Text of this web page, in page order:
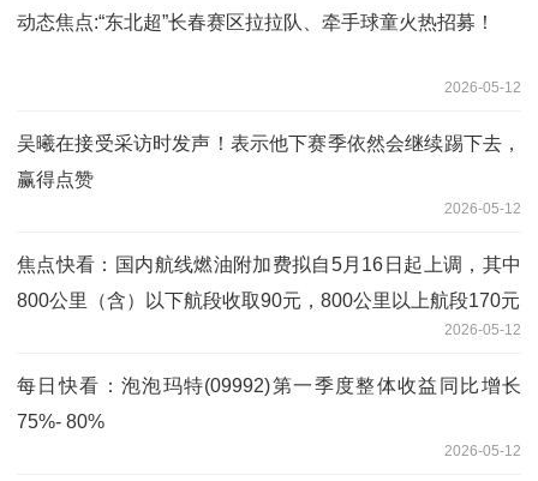
动态焦点:“东北超”长春赛区拉拉队、牵手球童火热招募！
2026-05-12
吴曦在接受采访时发声！表示他下赛季依然会继续踢下去，
赢得点赞
2026-05-12
焦点快看：国内航线燃油附加费拟自5月16日起上调，其中
800公里（含）以下航段收取90元，800公里以上航段170元
2026-05-12
每日快看：泡泡玛特(09992)第一季度整体收益同比增长
75%- 80%
2026-05-12